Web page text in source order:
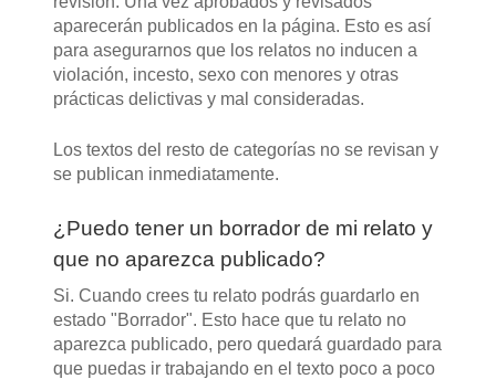
aparecerán publicados en la página. Esto es así
para asegurarnos que los relatos no inducen a
violación, incesto, sexo con menores y otras
prácticas delictivas y mal consideradas.
Los textos del resto de categorías no se revisan y
se publican inmediatamente.
¿Puedo tener un borrador de mi relato y
que no aparezca publicado?
Si. Cuando crees tu relato podrás guardarlo en
estado "Borrador". Esto hace que tu relato no
aparezca publicado, pero quedará guardado para
que puedas ir trabajando en el texto poco a poco